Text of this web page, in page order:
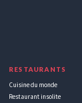
RESTAURANTS
Cuisine du monde
Restaurant insolite